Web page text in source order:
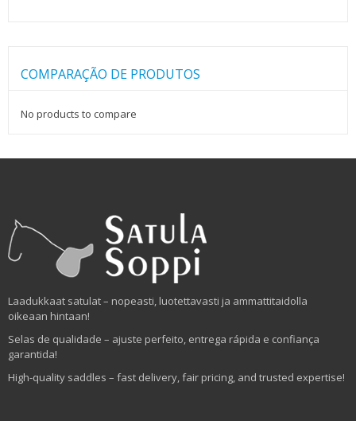
COMPARAÇÃO DE PRODUTOS
No products to compare
Laadukkaat satulat – nopeasti, luotettavasti ja ammattitaidolla
oikeaan hintaan!
Selas de qualidade – ajuste perfeito, entrega rápida e confiança
garantida!
High-quality saddles – fast delivery, fair pricing, and trusted expertise!